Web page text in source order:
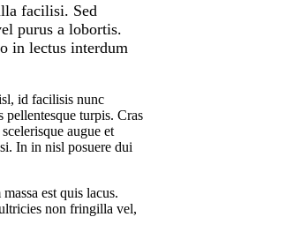
facilisi. Sed
purus a lobortis.
in lectus interdum
id facilisis nunc
pellentesque turpis. Cras
augue et
In in nisl posuere dui
est quis lacus.
non fringilla vel,